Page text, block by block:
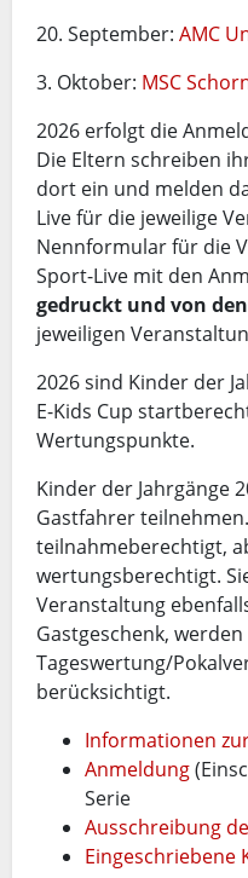
20. September: AMC
3. Oktober: MSC
2026 erfolgt die
Die Eltern schreiben
dort ein und melden
Live für die jeweilige
Nennformular für die
Sport-Live mit den
gedruckt und von
jeweiligen
2026 sind Kinder der
E-Kids Cup
Wertungspunkte.
Kinder der Jahrgänge
Gastfahrer
teilnahmeberechtigt,
wertungsberechtigt.
Veranstaltung
Gastgeschenk,
Tageswertung/
berücksichtigt.
Informationen
Anmeldung
Serie
Ausschreibung
Eingeschriebene